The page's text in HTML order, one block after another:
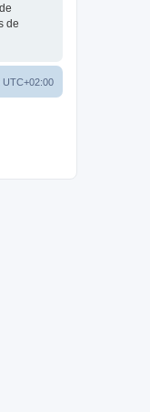
de
UTC+02:00